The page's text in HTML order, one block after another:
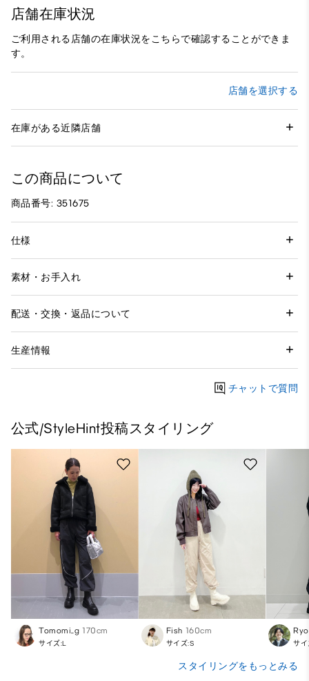
店舗在庫状況
ご利用される店舗の在庫状況をこちらで確認することができま
す。
店舗を選択する
在庫がある近隣店舗
この商品について
商品番号: 351675
仕様
素材・お手入れ
配送・交換・返品について
生産情報
チャットで質問
公式/StyleHint投稿スタイリング
Tomomi_g 170cm
サイズ:L
Fish 160cm
サイズ:S サ
スタイリングをもっとみる